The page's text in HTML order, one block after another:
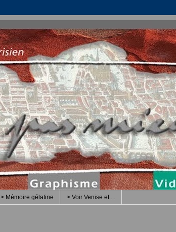
> Mémoire gélatine > Voir Venise et....